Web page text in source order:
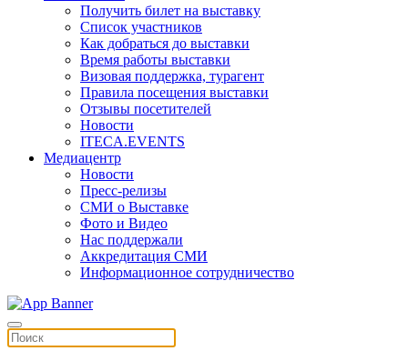
Получить билет на выставку
Список участников
Как добраться до выставки
Время работы выставки
Визовая поддержка, турагент
Правила посещения выставки
Отзывы посетителей
Новости
ITECA.EVENTS
Медиацентр
Новости
Пресс-релизы
СМИ о Выставке
Фото и Видео
Нас поддержали
Аккредитация СМИ
Информационное сотрудничество